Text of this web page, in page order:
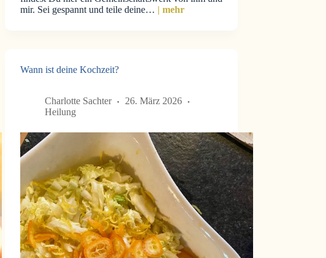
mir. Sei gespannt und teile deine… | mehr
Wann ist deine Kochzeit?
Charlotte Sachter
26. März 2026
Heilung